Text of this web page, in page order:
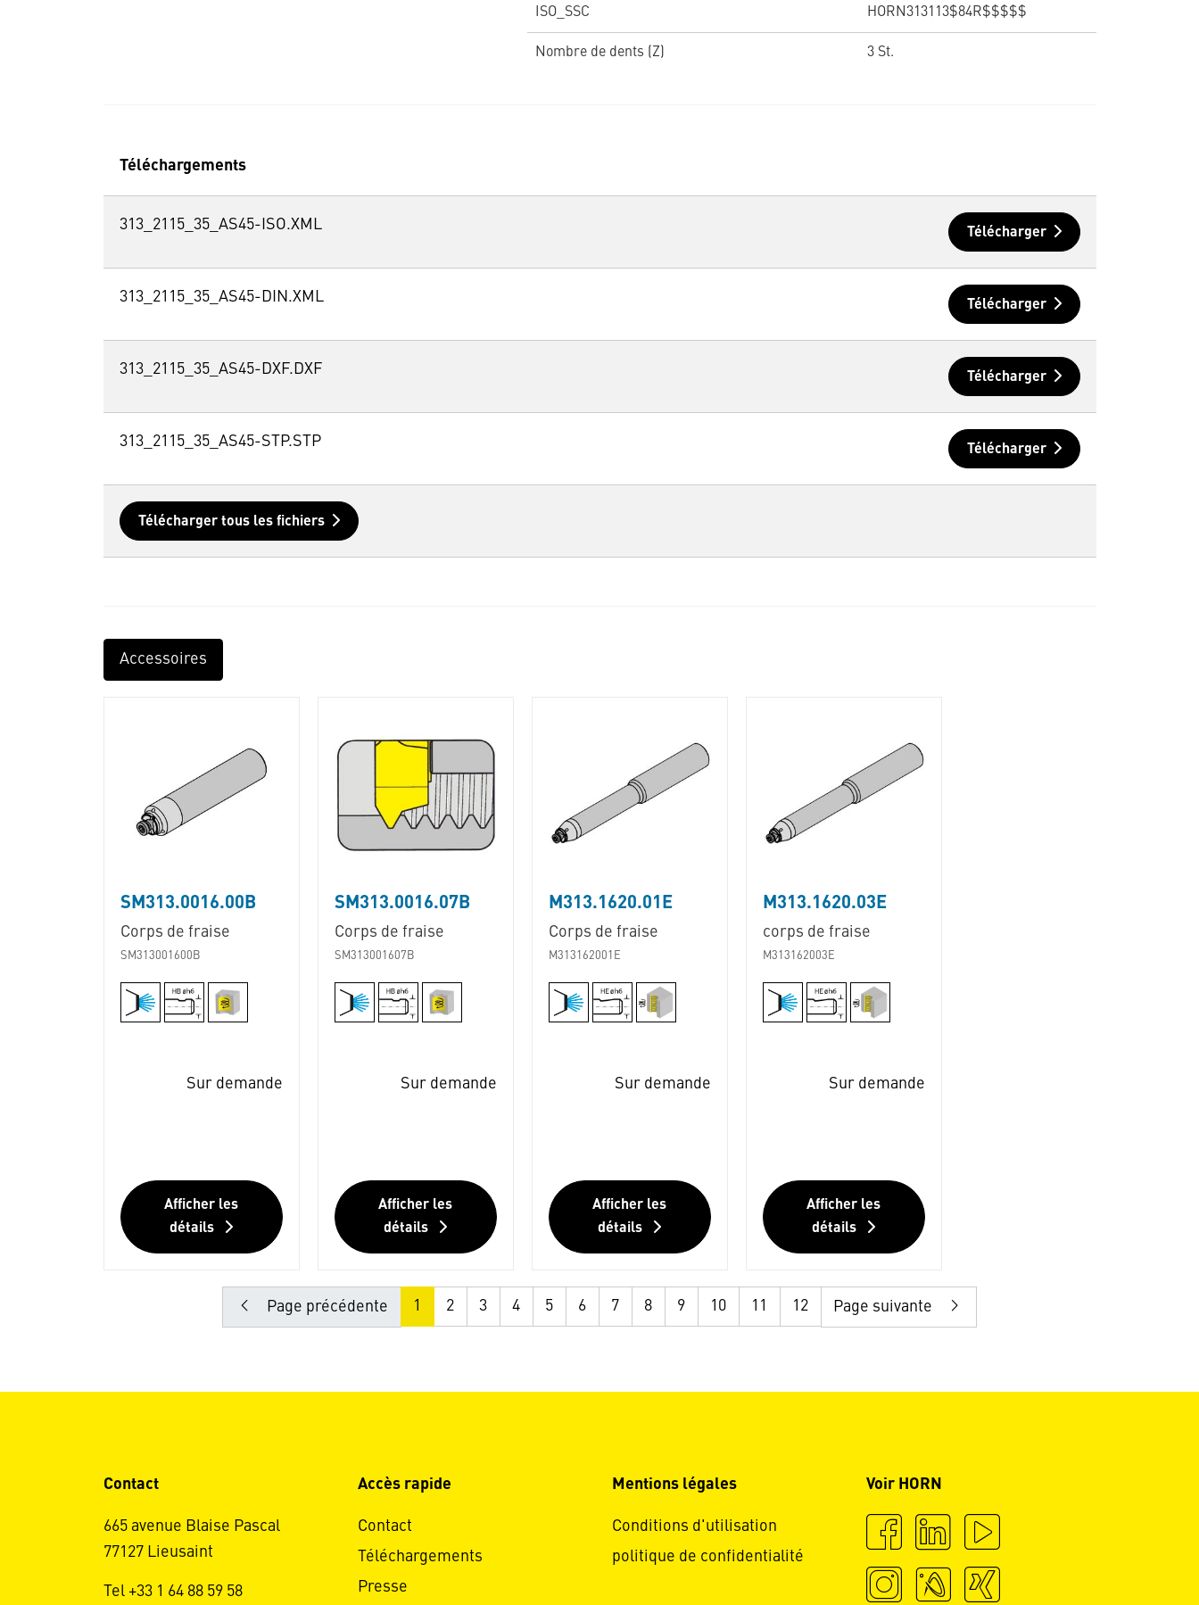
ISO_SSC HORN313113$84R$$$$$
Nombre de dents (Z) 3 St.
Téléchargements
313_2115_35_AS45-ISO.XML Télécharger
313_2115_35_AS45-DIN.XML Télécharger
313_2115_35_AS45-DXF.DXF Télécharger
313_2115_35_AS45-STP.STP Télécharger
Télécharger tous les fichiers
Accessoires
SM313.0016.00B
Corps de fraise
SM313001600B
Sur demande
Afficher les
détails
SM313.0016.07B
Corps de fraise
SM313001607B
Sur demande
Afficher les
détails
M313.1620.01E
Corps de fraise
M313162001E
Sur demande
Afficher les
détails
M313.1620.03E
corps de fraise
M313162003E
Sur demande
Afficher les
détails
Page précédente 1 2 3 4 5 6 7 8 9 10 11 12 Page suivante
Contact
665 avenue Blaise Pascal
77127 Lieusaint
Tel +33 1 64 88 59 58
Accès rapide
Contact
Téléchargements
Presse
Mentions légales
Conditions d'utilisation
politique de confidentialité
Voir HORN